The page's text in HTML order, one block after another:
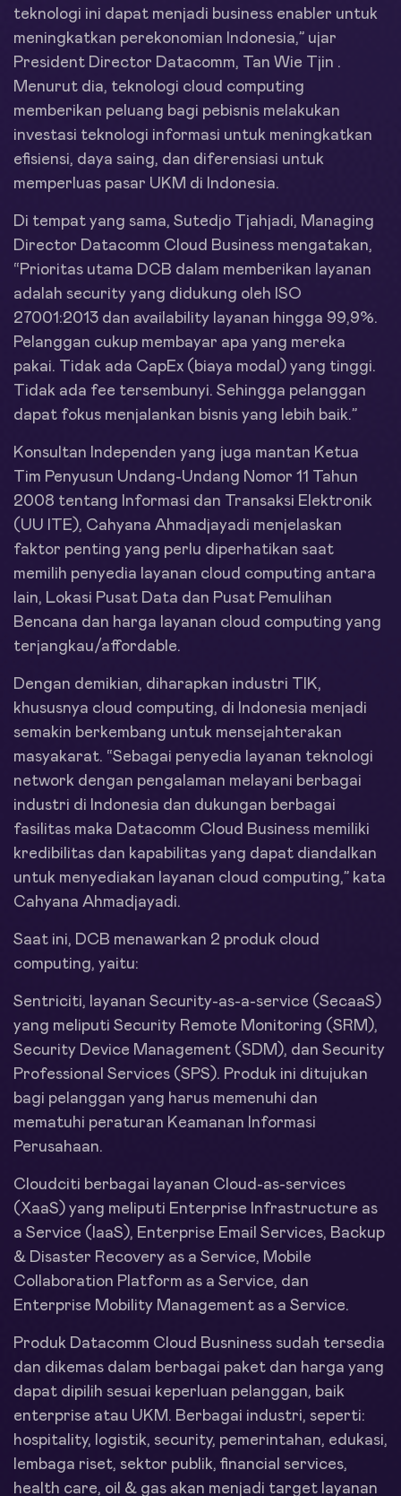
teknologi ini dapat menjadi business enabler untuk
meningkatkan perekonomian Indonesia,” ujar
President Director Datacomm, Tan Wie Tjin .
Menurut dia, teknologi cloud computing
memberikan peluang bagi pebisnis melakukan
investasi teknologi informasi untuk meningkatkan
efisiensi, daya saing, dan diferensiasi untuk
memperluas pasar UKM di Indonesia.
Di tempat yang sama, Sutedjo Tjahjadi, Managing
Director Datacomm Cloud Business mengatakan,
“Prioritas utama DCB dalam memberikan layanan
adalah security yang didukung oleh ISO
27001:2013 dan availability layanan hingga 99,9%.
Pelanggan cukup membayar apa yang mereka
pakai. Tidak ada CapEx (biaya modal) yang tinggi.
Tidak ada fee tersembunyi. Sehingga pelanggan
dapat fokus menjalankan bisnis yang lebih baik.”
Konsultan Independen yang juga mantan Ketua
Tim Penyusun Undang-Undang Nomor 11 Tahun
2008 tentang Informasi dan Transaksi Elektronik
(UU ITE), Cahyana Ahmadjayadi menjelaskan
faktor penting yang perlu diperhatikan saat
memilih penyedia layanan cloud computing antara
lain, Lokasi Pusat Data dan Pusat Pemulihan
Bencana dan harga layanan cloud computing yang
terjangkau/affordable.
Dengan demikian, diharapkan industri TIK,
khususnya cloud computing, di Indonesia menjadi
semakin berkembang untuk mensejahterakan
masyakarat. “Sebagai penyedia layanan teknologi
network dengan pengalaman melayani berbagai
industri di Indonesia dan dukungan berbagai
fasilitas maka Datacomm Cloud Business memiliki
kredibilitas dan kapabilitas yang dapat diandalkan
untuk menyediakan layanan cloud computing,” kata
Cahyana Ahmadjayadi.
Saat ini, DCB menawarkan 2 produk cloud
computing, yaitu:
Sentriciti, layanan Security-as-a-service (SecaaS)
yang meliputi Security Remote Monitoring (SRM),
Security Device Management (SDM), dan Security
Professional Services (SPS). Produk ini ditujukan
bagi pelanggan yang harus memenuhi dan
mematuhi peraturan Keamanan Informasi
Perusahaan.
Cloudciti berbagai layanan Cloud-as-services
(XaaS) yang meliputi Enterprise Infrastructure as
a Service (IaaS), Enterprise Email Services, Backup
& Disaster Recovery as a Service, Mobile
Collaboration Platform as a Service, dan
Enterprise Mobility Management as a Service.
Produk Datacomm Cloud Busniness sudah tersedia
dan dikemas dalam berbagai paket dan harga yang
dapat dipilih sesuai keperluan pelanggan, baik
enterprise atau UKM. Berbagai industri, seperti:
hospitality, logistik, security, pemerintahan, edukasi,
lembaga riset, sektor publik, financial services,
health care, oil & gas akan menjadi target layanan